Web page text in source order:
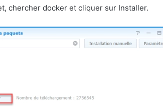
chercher docker et cliquer sur Installer.